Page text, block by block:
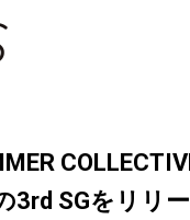
3rd SGをリリー